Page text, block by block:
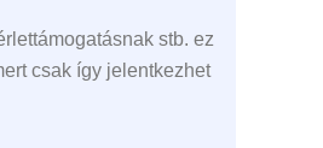
stb. ez
csak így jelentkezhet